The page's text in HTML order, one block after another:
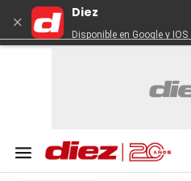
×
Diez
Disponible en Google y IOS